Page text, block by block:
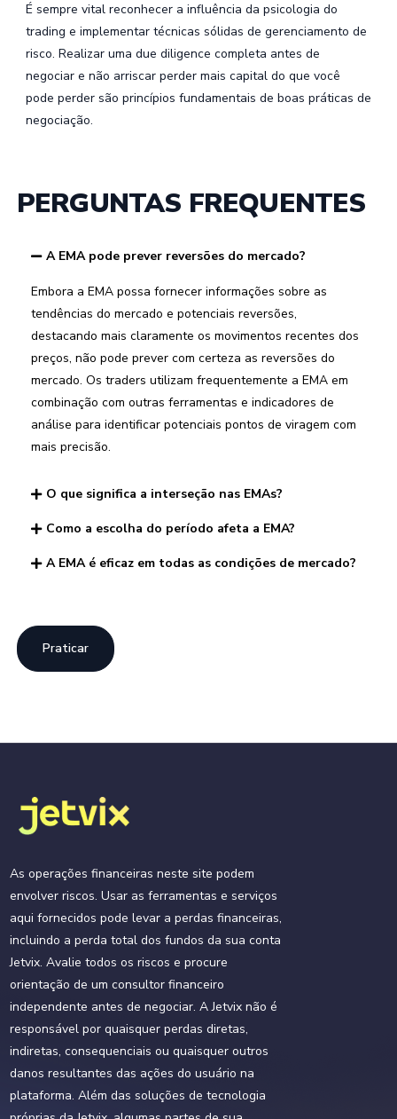
É sempre vital reconhecer a influência da psicologia do
trading e implementar técnicas sólidas de gerenciamento de
risco. Realizar uma due diligence completa antes de
negociar e não arriscar perder mais capital do que você
pode perder são princípios fundamentais de boas práticas de
negociação.
PERGUNTAS FREQUENTES
A EMA pode prever reversões do mercado?
Embora a EMA possa fornecer informações sobre as
tendências do mercado e potenciais reversões,
destacando mais claramente os movimentos recentes dos
preços, não pode prever com certeza as reversões do
mercado. Os traders utilizam frequentemente a EMA em
combinação com outras ferramentas e indicadores de
análise para identificar potenciais pontos de viragem com
mais precisão.
O que significa a interseção nas EMAs?
Como a escolha do período afeta a EMA?
A EMA é eficaz em todas as condições de mercado?
Praticar
Acordo do Cliente
Política de Privacidade
Política de AML e KYC
Promoções
Suporte
As operações financeiras neste site podem
envolver riscos. Usar as ferramentas e serviços
aqui fornecidos pode levar a perdas financeiras,
incluindo a perda total dos fundos da sua conta
Jetvix. Avalie todos os riscos e procure
orientação de um consultor financeiro
independente antes de negociar. A Jetvix não é
responsável por quaisquer perdas diretas,
indiretas, consequenciais ou quaisquer outros
danos resultantes das ações do usuário na
plataforma. Além das soluções de tecnologia